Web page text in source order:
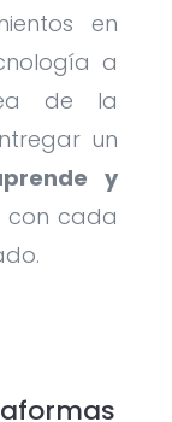
en
a
de la
un
y
con cada